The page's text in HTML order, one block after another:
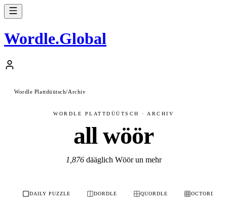
Wordle.Global
Wordle Plattdüütsch/Archiv
WORDLE PLATTDÜÜTSCH · ARCHIV
all wöör
1,876dääglich Wöör un mehr
DAILY PUZZLE DORDLE QUORDLE OCTORDLE